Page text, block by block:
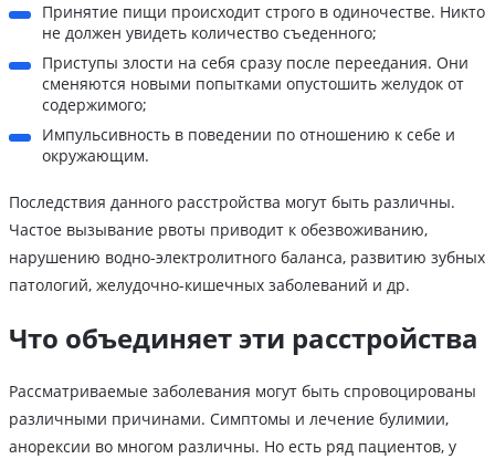
Принятие пищи происходит строго в одиночестве. Никто
не должен увидеть количество съеденного;
Приступы злости на себя сразу после переедания. Они
сменяются новыми попытками опустошить желудок от
содержимого;
Импульсивность в поведении по отношению к себе и
окружающим.
Последствия данного расстройства могут быть различны.
Частое вызывание рвоты приводит к обезвоживанию,
нарушению водно-электролитного баланса, развитию зубных
патологий, желудочно-кишечных заболеваний и др.
Что объединяет эти расстройства
Рассматриваемые заболевания могут быть спровоцированы
различными причинами. Симптомы и лечение булимии,
анорексии во многом различны. Но есть ряд пациентов, у